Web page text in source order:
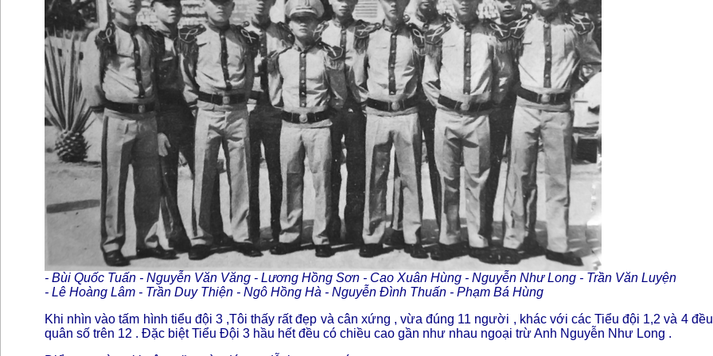
- Bùi Quốc Tuấn - Nguyễn Văn Văng - Lương Hồng Sơn - Cao Xuân Hùng - Nguyễn Như Long - Trần Văn Luyện
- Lê Hoàng Lâm - Trần Duy Thiện - Ngô Hồng Hà - Nguyễn Đình Thuấn - Phạm Bá Hùng
Khi nhìn vào tấm hình tiểu đội 3 ,Tôi thấy rất đẹp và cân xứng , vừa đúng 11 người , khác với các Tiểu đội 1,2 và 4
quân số trên 12 . Đặc biệt Tiểu Đội 3 hầu hết đều có chiều cao gần như nhau ngoại trừ Anh Nguyễn Như Long .